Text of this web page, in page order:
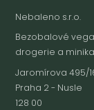
Nebaleno s.r.o.
Bezobalové
drogerie a
Jaromírova 495/
Praha 2 - Nusle
128 00